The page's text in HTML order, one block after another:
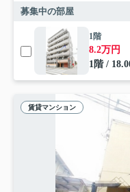
募集中の部屋
1階
8.2万円
1階 /
賃貸マンション